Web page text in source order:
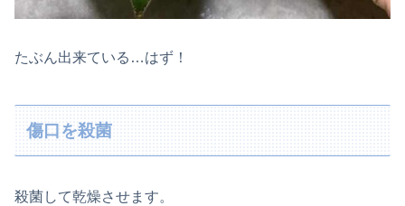
たぶん出来ている…はず！
傷口を殺菌
殺菌して乾燥させます。